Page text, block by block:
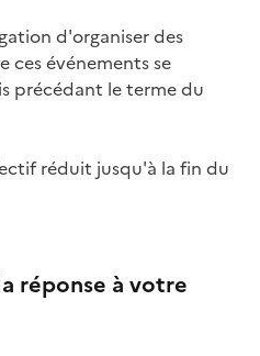
d'organiser des
ces événements se
précédant le terme du
réduit jusqu'à la fin du
réponse à votre